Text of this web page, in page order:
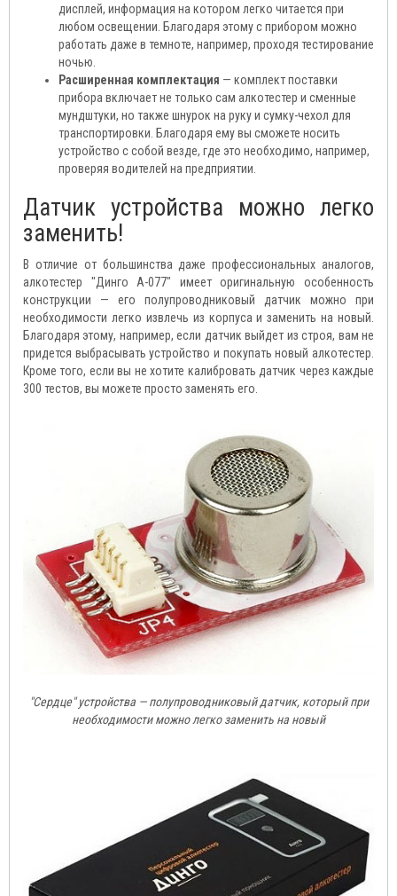
дисплей, информация на котором легко читается при
любом освещении. Благодаря этому с прибором можно
работать даже в темноте, например, проходя тестирование
ночью.
Расширенная комплектация — комплект поставки
прибора включает не только сам алкотестер и сменные
мундштуки, но также шнурок на руку и сумку-чехол для
транспортировки. Благодаря ему вы сможете носить
устройство с собой везде, где это необходимо, например,
проверяя водителей на предприятии.
Датчик устройства можно легко
заменить!
В отличие от большинства даже профессиональных аналогов,
алкотестер "Динго А-077" имеет оригинальную особенность
конструкции — его полупроводниковый датчик можно при
необходимости легко извлечь из корпуса и заменить на новый.
Благодаря этому, например, если датчик выйдет из строя, вам не
придется выбрасывать устройство и покупать новый алкотестер.
Кроме того, если вы не хотите калибровать датчик через каждые
300 тестов, вы можете просто заменять его.
"Сердце" устройства — полупроводниковый датчик, который при
необходимости можно легко заменить на новый